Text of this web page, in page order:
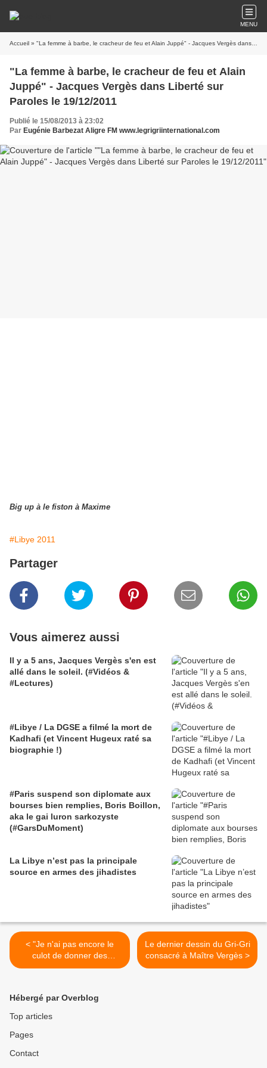
MENU
Accueil » "La femme à barbe, le cracheur de feu et Alain Juppé" - Jacques Vergès dans Liberté sur Paroles le 19/12/2011
"La femme à barbe, le cracheur de feu et Alain
Juppé" - Jacques Vergès dans Liberté sur
Paroles le 19/12/2011
Publié le 15/08/2013 à 23:02
Par Eugénie Barbezat Aligre FM www.legrigriinternational.com
Big up à le fiston à Maxime
#Libye 2011
Partager
Vous aimerez aussi
Il y a 5 ans, Jacques Vergès s'en est
allé dans le soleil. (#Vidéos &
#Lectures)
#Libye / La DGSE a filmé la mort de
Kadhafi (et Vincent Hugeux raté sa
biographie !)
#Paris suspend son diplomate aux
bourses bien remplies, Boris Boillon,
aka le gai luron sarkozyste
(#GarsDuMoment)
La Libye n’est pas la principale
source en armes des jihadistes
< "Je n'ai pas encore le
culot de donner des
conseils aux jeunes gens
Le dernier dessin du Gri-Gri
consacré à Maître Vergès >
Hébergé par Overblog
Top articles
Pages
Contact